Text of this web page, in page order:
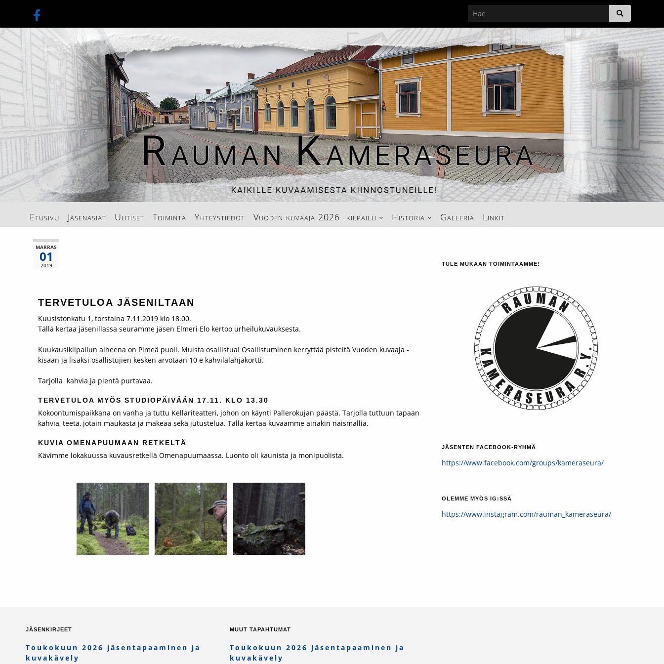
Etusivu Jäsenasiat Uutiset Toiminta Yhteystiedot Vuoden kuvaaja 2026 -kilpailu Historia Galleria Linkit
MARRAS
01
2019
TERVETULOA JÄSENILTAAN
Kuusistonkatu 1, torstaina 7.11.2019 klo 18.00.
Tällä kertaa jäsenillassa seuramme jäsen Elmeri Elo kertoo urheilukuvauksesta.
Kuukausikilpailun aiheena on Pimeä puoli. Muista osallistua! Osallistuminen kerryttää pisteitä Vuoden kuvaaja -
kisaan ja lisäksi osallistujien kesken arvotaan 10 e kahvilalahjakortti.
Tarjolla kahvia ja pientä purtavaa.
TERVETULOA MYÖS STUDIOPÄIVÄÄN 17.11. KLO 13.30
Kokoontumispaikkana on vanha ja tuttu Kellariteatteri, johon on käynti Pallerokujan päästä. Tarjolla tuttuun tapaan
kahvia, teetä, jotain maukasta ja makeaa sekä jutustelua. Tällä kertaa kuvaamme ainakin naismallia.
KUVIA OMENAPUUMAAN RETKELTÄ
Kävimme lokakuussa kuvausretkellä Omenapuumaassa. Luonto oli kaunista ja monipuolista.
TULE MUKAAN TOIMINTAAMME!
JÄSENTEN FACEBOOK-RYHMÄ
https://www.facebook.com/groups/kameraseura/
OLEMME MYÖS IG:SSÄ
https://www.instagram.com/rauman_kameraseura/
JÄSENKIRJEET
Toukokuun 2026 jäsentapaaminen ja
kuvakävely
MUUT TAPAHTUMAT
Toukokuun 2026 jäsentapaaminen ja
kuvakävely